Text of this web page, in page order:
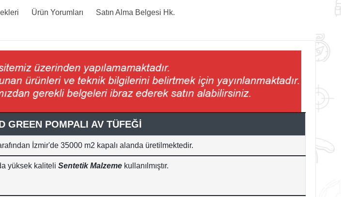
Ürün Yorumları Satın Alma Belgesi Hk.
GREEN POMPALI AV TÜFEĞİ
İzmir'de 35000 m2 kapalı alanda üretilmektedir.
yüksek kaliteli Sentetik Malzeme kullanılmıştır.